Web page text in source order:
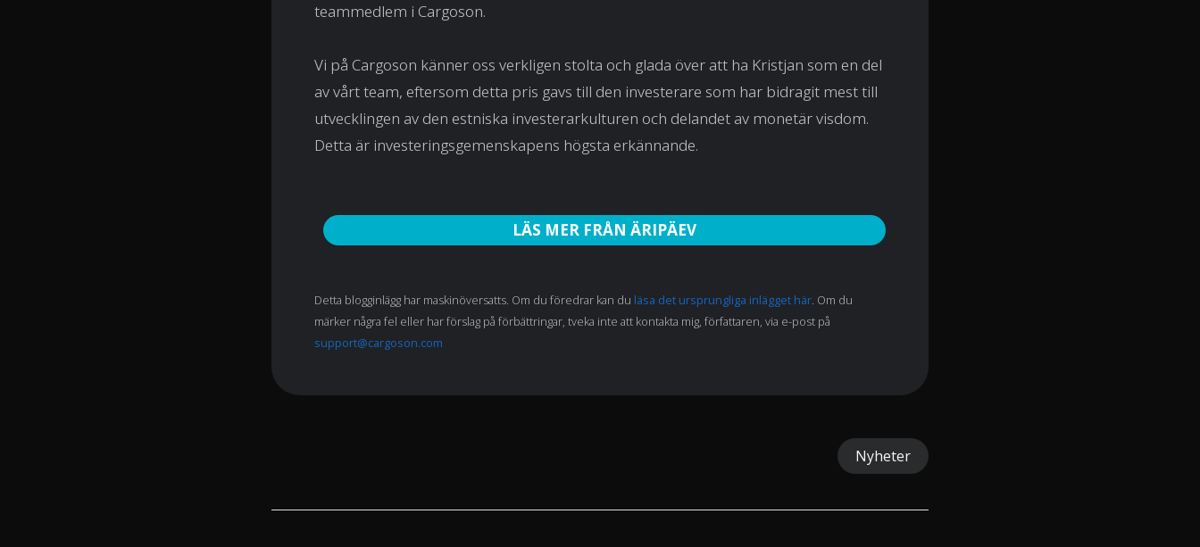
teammedlem i Cargoson.
Vi på Cargoson känner oss verkligen stolta och glada över att ha Kristjan som en del
av vårt team, eftersom detta pris gavs till den investerare som har bidragit mest till
utvecklingen av den estniska investerarkulturen och delandet av monetär visdom.
Detta är investeringsgemenskapens högsta erkännande.
LÄS MER FRÅN ÄRIPÄEV
Detta blogginlägg har maskinöversatts. Om du föredrar kan du läsa det ursprungliga inlägget här. Om du
märker några fel eller har förslag på förbättringar, tveka inte att kontakta mig, författaren, via e-post på
support@cargoson.com
Nyheter